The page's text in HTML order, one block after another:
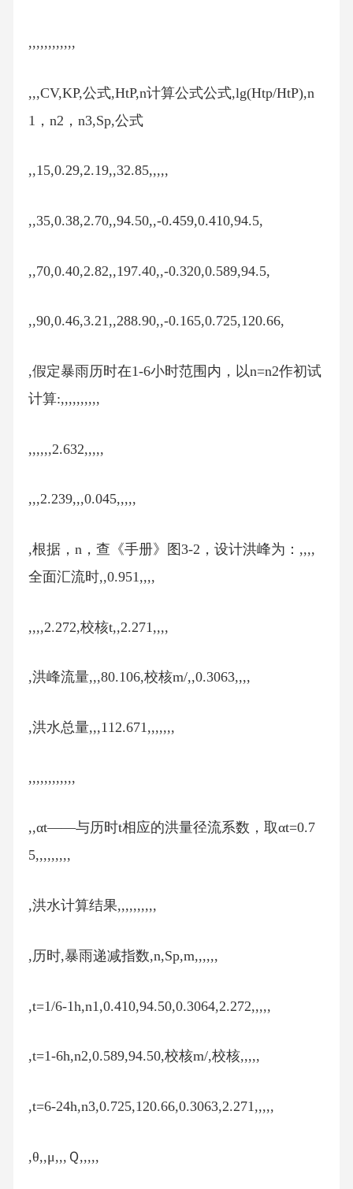
,,,,,,,,,,,,
,,,CV,KP,公式,HtP,n计算公式公式,lg(Htp/HtP),n
1，n2，n3,Sp,公式
,,15,0.29,2.19,,32.85,,,,,
,,35,0.38,2.70,,94.50,,-0.459,0.410,94.5,
,,70,0.40,2.82,,197.40,,-0.320,0.589,94.5,
,,90,0.46,3.21,,288.90,,-0.165,0.725,120.66,
,假定暴雨历时在1-6小时范围内，以n=n2作初试
计算:,,,,,,,,,,
,,,,,,2.632,,,,,
,,,2.239,,,0.045,,,,,
,根据，n，查《手册》图3-2，设计洪峰为：,,,,
全面汇流时,,0.951,,,,
,,,,2.272,校核t,,2.271,,,,
,洪峰流量,,,80.106,校核m/,,0.3063,,,,
,洪水总量,,,112.671,,,,,,,
,,,,,,,,,,,,
,,αt——与历时t相应的洪量径流系数，取αt=0.7
5,,,,,,,,,
,洪水计算结果,,,,,,,,,,
,历时,暴雨递减指数,n,Sp,m,,,,,,
,t=1/6-1h,n1,0.410,94.50,0.3064,2.272,,,,,
,t=1-6h,n2,0.589,94.50,校核m/,校核,,,,,
,t=6-24h,n3,0.725,120.66,0.3063,2.271,,,,,
,θ,,μ,,,Ｑ,,,,,